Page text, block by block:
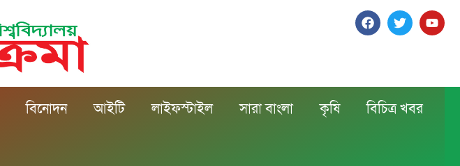
বিনোদন আইটি লাইফস্টাইল সারা বাংলা কৃষি বিচিত্র খবর